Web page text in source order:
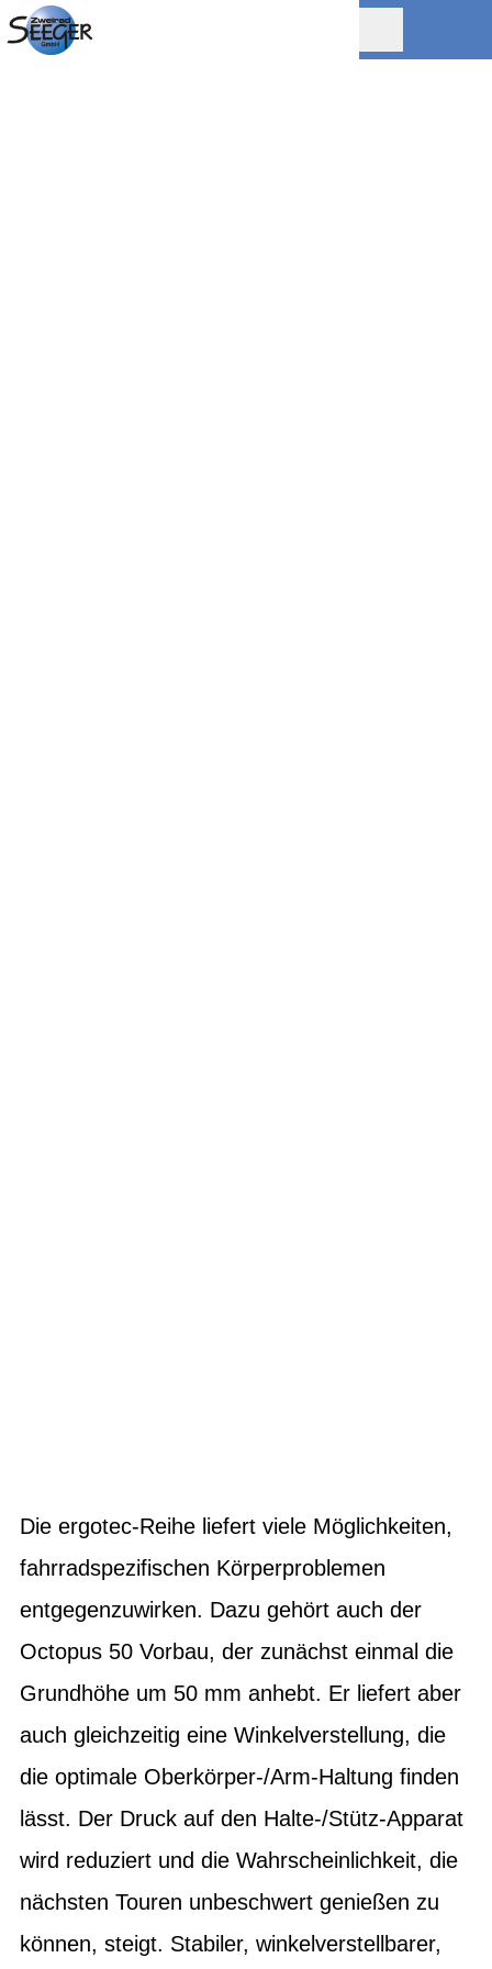
Die ergotec-Reihe liefert viele Möglichkeiten,
fahrradspezifischen Körperproblemen
entgegenzuwirken. Dazu gehört auch der
Octopus 50 Vorbau, der zunächst einmal die
Grundhöhe um 50 mm anhebt. Er liefert aber
auch gleichzeitig eine Winkelverstellung, die
die optimale Oberkörper-/Arm-Haltung finden
lässt. Der Druck auf den Halte-/Stütz-Apparat
wird reduziert und die Wahrscheinlichkeit, die
nächsten Touren unbeschwert genießen zu
können, steigt. Stabiler, winkelverstellbarer,